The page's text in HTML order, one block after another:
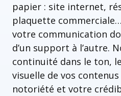
papier : site internet,
plaquette
votre communication
d’un support à l’autre.
continuité dans le ton,
visuelle de vos
notoriété et votre